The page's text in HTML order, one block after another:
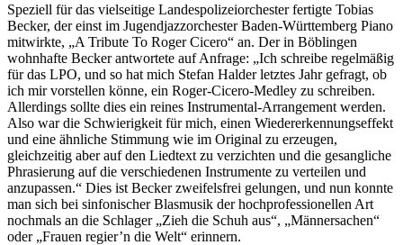
Speziell für das vielseitige Landespolizeiorchester fertigte Tobias
Becker, der einst im Jugendjazzorchester Baden-Württemberg Piano
mitwirkte, „A Tribute To Roger Cicero“ an. Der in Böblingen
wohnhafte Becker antwortete auf Anfrage: „Ich schreibe regelmäßig
für das LPO, und so hat mich Stefan Halder letztes Jahr gefragt, ob
ich mir vorstellen könne, ein Roger-Cicero-Medley zu schreiben.
Allerdings sollte dies ein reines Instrumental-Arrangement werden.
Also war die Schwierigkeit für mich, einen Wiedererkennungseffekt
und eine ähnliche Stimmung wie im Original zu erzeugen,
gleichzeitig aber auf den Liedtext zu verzichten und die gesangliche
Phrasierung auf die verschiedenen Instrumente zu verteilen und
anzupassen.“ Dies ist Becker zweifelsfrei gelungen, und nun konnte
man sich bei sinfonischer Blasmusik der hochprofessionellen Art
nochmals an die Schlager „Zieh die Schuh aus“, „Männersachen“
oder „Frauen regier’n die Welt“ erinnern.